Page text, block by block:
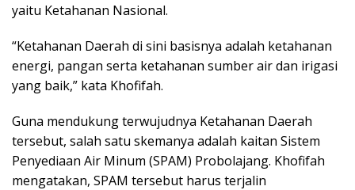
yaitu Ketahanan Nasional.
“Ketahanan Daerah di sini basisnya adalah ketahanan
energi, pangan serta ketahanan sumber air dan irigasi
yang baik,” kata Khofifah.
Guna mendukung terwujudnya Ketahanan Daerah
tersebut, salah satu skemanya adalah kaitan Sistem
Penyediaan Air Minum (SPAM) Probolajang. Khofifah
mengatakan, SPAM tersebut harus terjalin